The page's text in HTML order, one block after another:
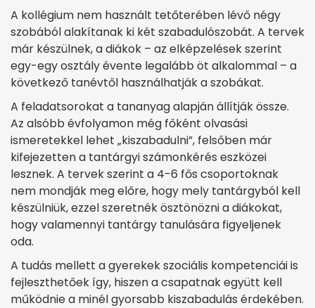
A kollégium nem használt tetőterében lévő négy
szobából alakítanak ki két szabadulószobát. A tervek
már készülnek, a diákok – az elképzelések szerint
egy-egy osztály évente legalább öt alkalommal – a
következő tanévtől használhatják a szobákat.
A feladatsorokat a tananyag alapján állítják össze.
Az alsóbb évfolyamon még főként olvasási
ismeretekkel lehet „kiszabadulni”, felsőben már
kifejezetten a tantárgyi számonkérés eszközei
lesznek. A tervek szerint a 4-6 fős csoportoknak
nem mondják meg előre, hogy mely tantárgyból kell
készülniük, ezzel szeretnék ösztönözni a diákokat,
hogy valamennyi tantárgy tanulására figyeljenek
oda.
A tudás mellett a gyerekek szociális kompetenciái is
fejleszthetőek így, hiszen a csapatnak együtt kell
működnie a minél gyorsabb kiszabadulás érdekében.